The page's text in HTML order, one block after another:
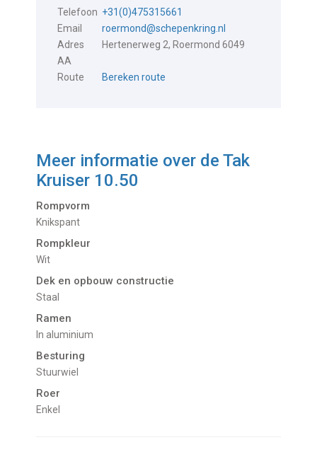
Telefoon +31(0)475315661
Email
roermond@schepenkring.nl
Adres
Hertenerweg 2, Roermond 6049
AA
Route
Bereken route
Meer informatie over deTak
Kruiser 10.50
Rompvorm
Knikspant
Rompkleur
Wit
Dek en opbouw constructie
Staal
Ramen
In aluminium
Besturing
Stuurwiel
Roer
Enkel